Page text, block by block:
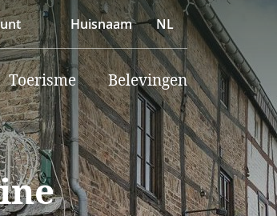
Huisnaam NL
Toerisme Belevingen